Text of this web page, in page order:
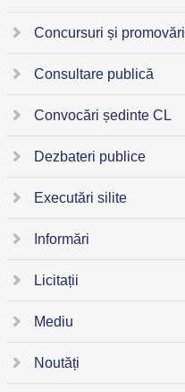
Concursuri și promovări
Consultare publică
Convocări ședinte CL
Dezbateri publice
Executări silite
Informări
Licitații
Mediu
Noutăți